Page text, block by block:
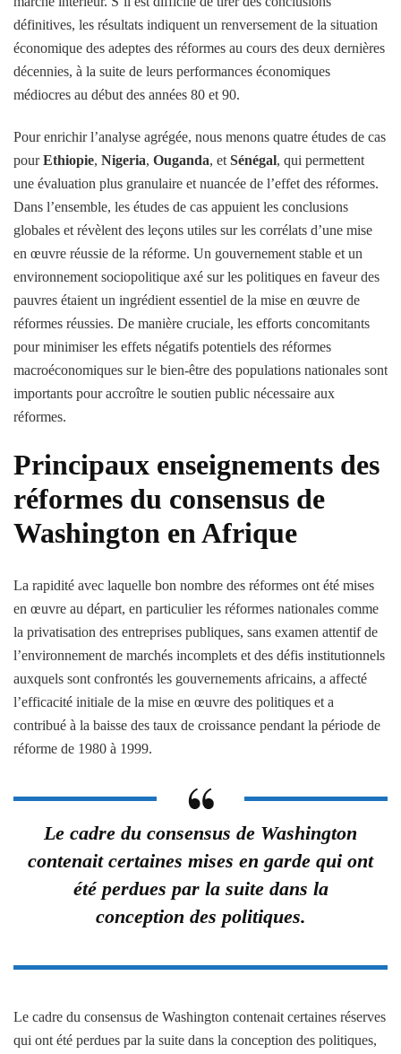
définitives, les résultats indiquent un renversement de la situation
économique des adeptes des réformes au cours des deux dernières
décennies, à la suite de leurs performances économiques
médiocres au début des années 80 et 90.
Pour enrichir l’analyse agrégée, nous menons quatre études de cas
pourEthiopie, Nigeria, Ouganda, etSénégal, qui permettent
une évaluation plus granulaire et nuancée de l’effet des réformes.
Dans l’ensemble, les études de cas appuient les conclusions
globales et révèlent des leçons utiles sur les corrélats d’une mise
en œuvre réussie de la réforme. Un gouvernement stable et un
environnement sociopolitique axé sur les politiques en faveur des
pauvres étaient un ingrédient essentiel de la mise en œuvre de
réformes réussies. De manière cruciale, les efforts concomitants
pour minimiser les effets négatifs potentiels des réformes
macroéconomiques sur le bien-être des populations nationales sont
importants pour accroître le soutien public nécessaire aux
réformes.
Principaux enseignements des
réformes du consensus de
Washington en Afrique
La rapidité avec laquelle bon nombre des réformes ont été mises
en œuvre au départ, en particulier les réformes nationales comme
la privatisation des entreprises publiques, sans examen attentif de
l’environnement de marchés incomplets et des défis institutionnels
auxquels sont confrontés les gouvernements africains, a affecté
l’efficacité initiale de la mise en œuvre des politiques et a
contribué à la baisse des taux de croissance pendant la période de
réforme de 1980 à 1999.
Le cadre du consensus de Washington
contenait certaines mises en garde qui ont
été perdues par la suite dans la
conception des politiques.
Le cadre du consensus de Washington contenait certaines réserves
qui ont été perdues par la suite dans la conception des politiques,